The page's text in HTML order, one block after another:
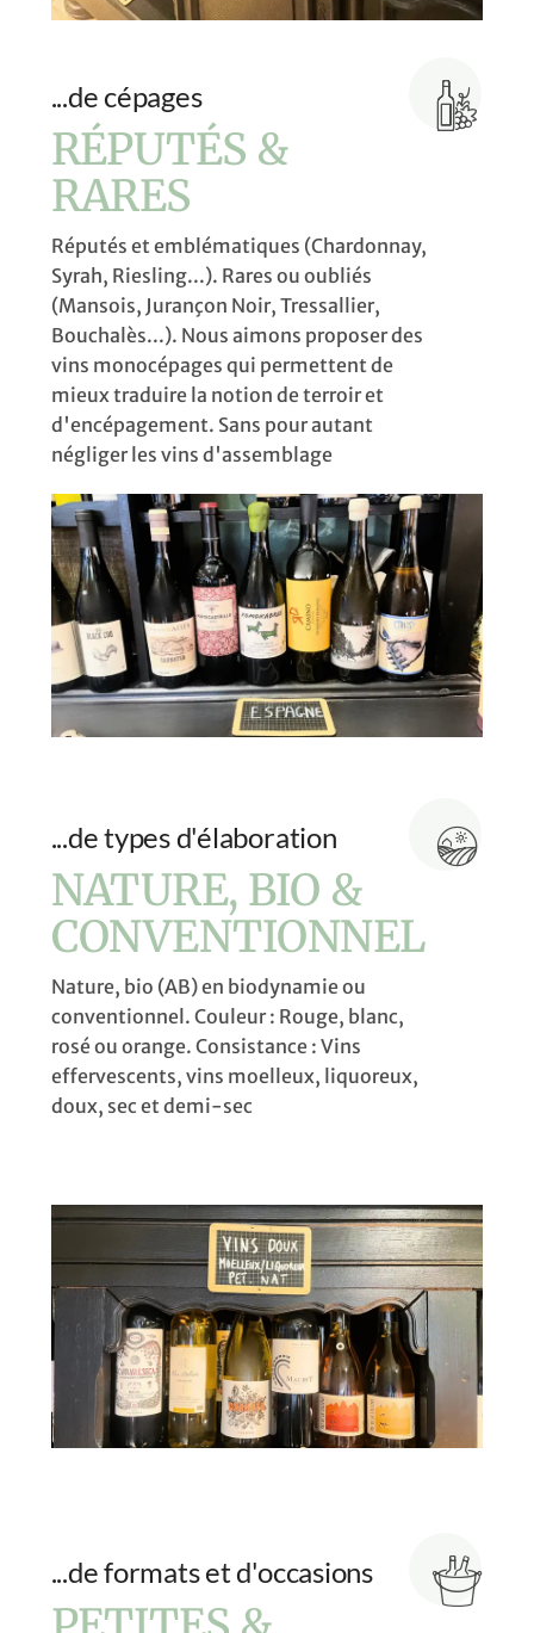
...de cépages
RÉPUTÉS &
RARES
Réputés et emblématiques (Chardonnay,
Syrah, Riesling...). Rares ou oubliés
(Mansois, Jurançon Noir, Tressallier,
Bouchalès...). Nous aimons proposer des
vins monocépages qui permettent de
mieux traduire la notion de terroir et
d'encépagement. Sans pour autant
négliger les vins d'assemblage
...de types d'élaboration
NATURE, BIO &
CONVENTIONNEL
Nature, bio (AB) en biodynamie ou
conventionnel. Couleur : Rouge, blanc,
rosé ou orange. Consistance : Vins
effervescents, vins moelleux, liquoreux,
doux, sec et demi-sec
...de formats et d'occasions